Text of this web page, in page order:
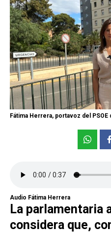
Fátima Herrera, portavoz del
Audio Fátima Herrera
La parlamentaria
considera que,